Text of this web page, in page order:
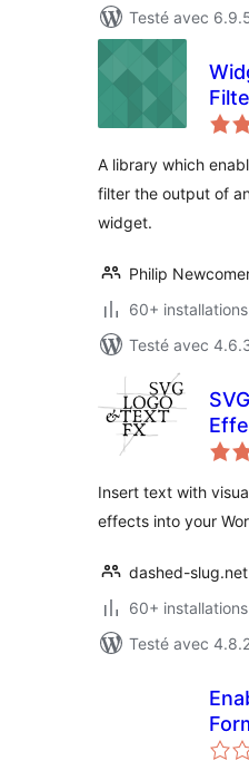
Testé avec
A library which
filter the output of
widget.
Philip
60+
Testé avec
Insert text with
effects into your
dashed-slug.net
60+
Testé avec